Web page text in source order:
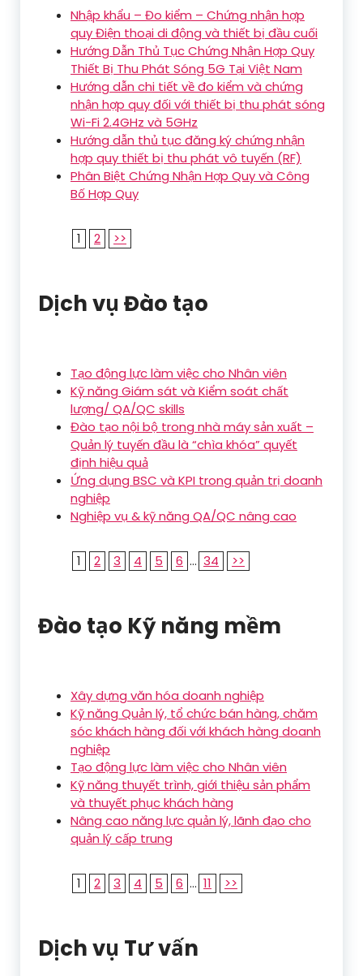
Nhập khẩu – Đo kiểm – Chứng nhận hợp
quy Điện thoại di động và thiết bị đầu cuối
Hướng Dẫn Thủ Tục Chứng Nhận Hợp Quy
Thiết Bị Thu Phát Sóng 5G Tại Việt Nam
Hướng dẫn chi tiết về đo kiểm và chứng
nhận hợp quy đối với thiết bị thu phát sóng
Wi-Fi 2.4GHz và 5GHz
Hướng dẫn thủ tục đăng ký chứng nhận
hợp quy thiết bị thu phát vô tuyến (RF)
Phân Biệt Chứng Nhận Hợp Quy và Công
Bố Hợp Quy
1 2 >>
Dịch vụ Đào tạo
Tạo động lực làm việc cho Nhân viên
Kỹ năng Giám sát và Kiểm soát chất
lượng/ QA/QC skills
Đào tạo nội bộ trong nhà máy sản xuất –
Quản lý tuyến đầu là “chìa khóa” quyết
định hiệu quả
Ứng dụng BSC và KPI trong quản trị doanh
nghiệp
Nghiệp vụ & kỹ năng QA/QC nâng cao
1 2 3 4 5 6 ... 34 >>
Đào tạo Kỹ năng mềm
Xây dựng văn hóa doanh nghiệp
Kỹ năng Quản lý, tổ chức bán hàng, chăm
sóc khách hàng đối với khách hàng doanh
nghiệp
Tạo động lực làm việc cho Nhân viên
Kỹ năng thuyết trình, giới thiệu sản phẩm
và thuyết phục khách hàng
Nâng cao năng lực quản lý, lãnh đạo cho
quản lý cấp trung
1 2 3 4 5 6 ... 11 >>
Dịch vụ Tư vấn